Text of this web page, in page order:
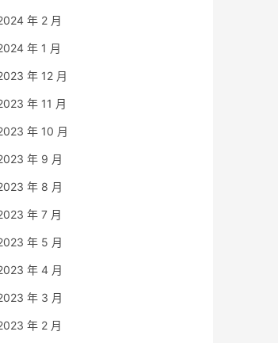
年 2 月
年 1 月
年 12 月
年 11 月
年 10 月
年 9 月
年 8 月
年 7 月
年 5 月
年 4 月
年 3 月
年 2 月